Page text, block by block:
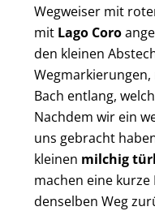
Wegweiser mit
mit Lago Coro
den kleinen
Bach entlang,
Nachdem wir ein
uns gebracht
kleinen milchig
machen eine
denselben Weg